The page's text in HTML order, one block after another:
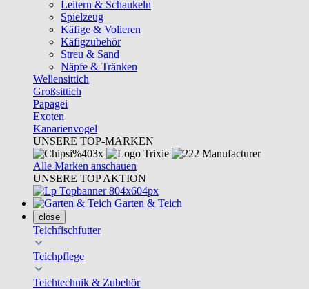
Leitern & Schaukeln
Spielzeug
Käfige & Volieren
Käfigzubehör
Streu & Sand
Näpfe & Tränken
Wellensittich
Großsittich
Papagei
Exoten
Kanarienvogel
UNSERE TOP-MARKEN
Alle Marken anschauen
UNSERE TOP AKTION
Garten & Teich
close
Teichfischfutter
Teichpflege
Teichtechnik & Zubehör